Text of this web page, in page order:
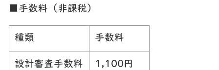
■手数料（非課税）
種類 手数料
設計審査手数料 1,100円